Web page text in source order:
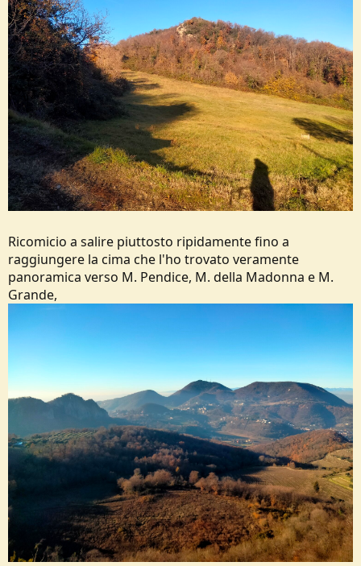
Ricomicio a salire piuttosto ripidamente fino a
raggiungere la cima che l'ho trovato veramente
panoramica verso M. Pendice, M. della Madonna e M.
Grande,